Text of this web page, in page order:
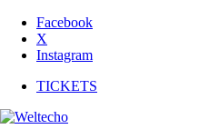
Facebook
X
Instagram
TICKETS